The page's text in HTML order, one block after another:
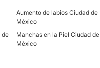
Aumento de labios Ciudad de
México
de
Manchas en la Piel Ciudad de
México